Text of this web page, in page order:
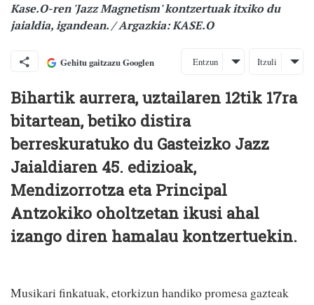
Kase.O-ren 'Jazz Magnetism' kontzertuak itxiko du
jaialdia, igandean. / Argazkia: KASE.O
Gehitu gaitzazu Googlen Entzun Itzuli
Bihartik aurrera, uztailaren 12tik 17ra
bitartean, betiko distira
berreskuratuko du Gasteizko Jazz
Jaialdiaren 45. edizioak,
Mendizorrotza eta Principal
Antzokiko oholtzetan ikusi ahal
izango diren hamalau kontzertuekin.
Musikari finkatuak, etorkizun handiko promesa gazteak